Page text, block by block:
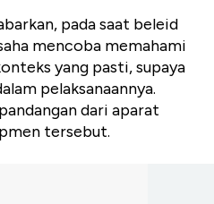
pada saat beleid
mencoba memahami
yang pasti, supaya
pelaksanaannya.
dari aparat
tersebut.